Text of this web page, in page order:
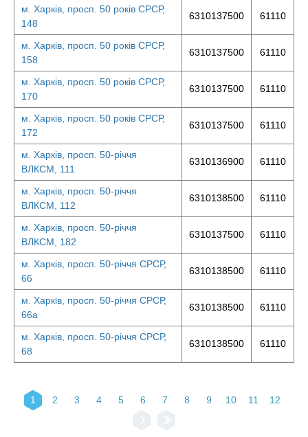
м. Харків, просп. 50 років СРСР,
148
6310137500 61110
м. Харків, просп. 50 років СРСР,
158
6310137500 61110
м. Харків, просп. 50 років СРСР,
170
6310137500 61110
м. Харків, просп. 50 років СРСР,
172
6310137500 61110
м. Харків, просп. 50-річчя
ВЛКСМ, 111
6310136900 61110
м. Харків, просп. 50-річчя
ВЛКСМ, 112
6310138500 61110
м. Харків, просп. 50-річчя
ВЛКСМ, 182
6310137500 61110
м. Харків, просп. 50-річчя СРСР,
66
6310138500 61110
м. Харків, просп. 50-річчя СРСР,
66а
6310138500 61110
м. Харків, просп. 50-річчя СРСР,
68
6310138500 61110
1 2 3 4 5 6 7 8 9 10 11 12